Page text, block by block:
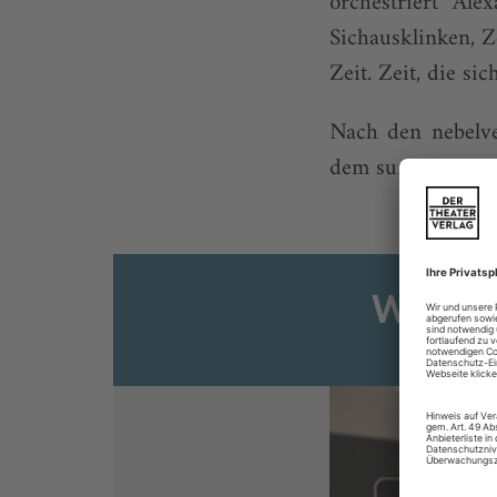
Sichausklinken,
Zeit. Zeit, die
Nach den
dem surrealen
Sie